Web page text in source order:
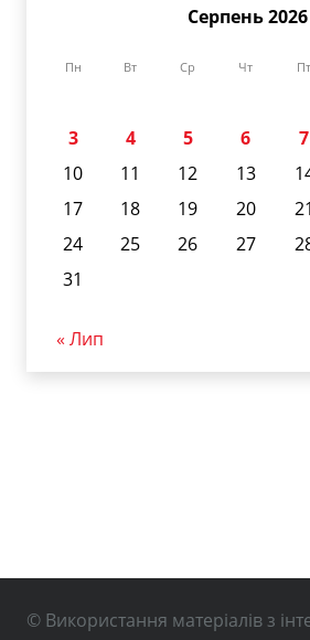
Серпень 2026
Пн Вт Ср Чт Пт
3
4 5 6 7
10
11 12 13
17
18 19 20 21
24
25 26 27
31
« Лип
© Використання матеріалів з